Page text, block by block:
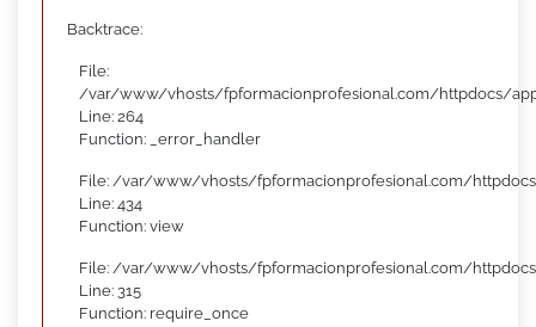
Backtrace:
File:
/var/www/vhosts/fpformacionprofesional.com/httpdocs/
Line: 264
Function: _error_handler
File: /var/www/vhosts/fpformacionprofesional.com/
Line: 434
Function: view
File: /var/www/vhosts/fpformacionprofesional.com/
Line: 315
Function: require_once